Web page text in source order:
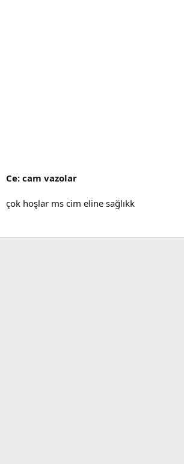
Ce: cam vazolar
çok hoşlar ms cim eline sağlıkk